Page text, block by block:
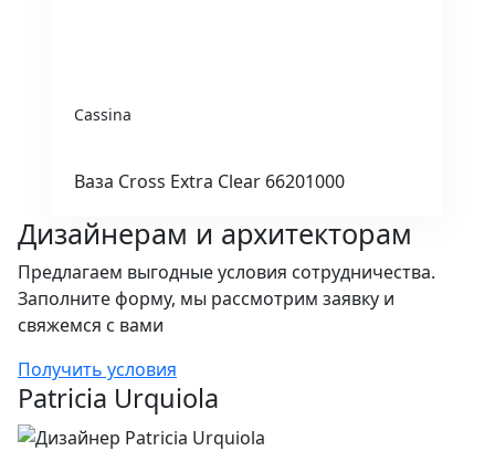
Cassina
Ваза Cross Extra Clear 66201000
Дизайнерам и архитекторам
Предлагаем выгодные условия сотрудничества.
Заполните форму, мы рассмотрим заявку и
свяжемся с вами
Получить условия
Patricia Urquiola